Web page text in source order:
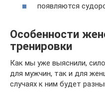
появляются
Особенности
тренировки
Как мы уже выяснили,
для мужчин, так и для
случаях к ним будет